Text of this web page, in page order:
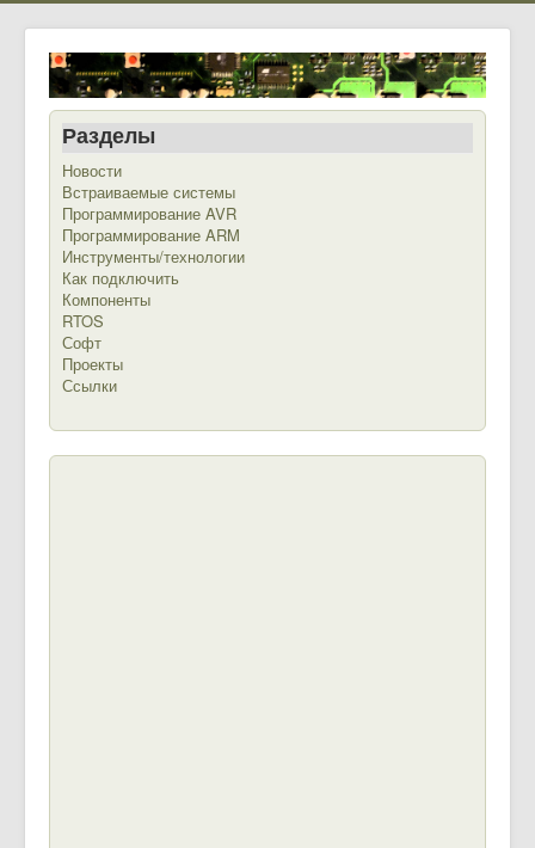
Разделы
Новости
Встраиваемые системы
Программирование AVR
Программирование ARM
Инструменты/технологии
Как подключить
Компоненты
RTOS
Софт
Проекты
Ссылки